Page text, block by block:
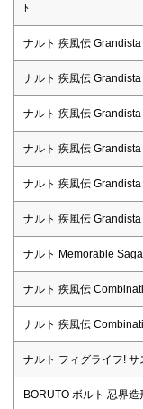
ﾄ
ナルト 疾風伝 Grandista
ナルト 疾風伝
ナルト 疾風伝
ナルト 疾風伝
ナルト 疾風伝
ナルト 疾風伝 Grandista
ナルト Memorable
ナルト 疾風伝
ナルト 疾風伝
ナルト フィグライフ! サ
BORUTO ボルト 忍界